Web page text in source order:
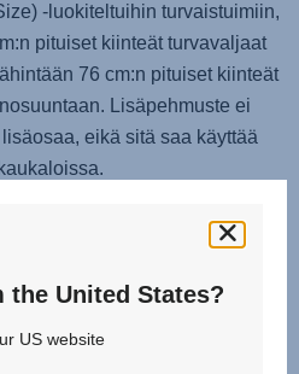
-luokiteltuihin turvaistuimiin,
pituiset kiinteät turvavaljaat
76 cm:n pituiset kiinteät
Lisäpehmuste ei
eikä sitä saa käyttää
the United States?
US website